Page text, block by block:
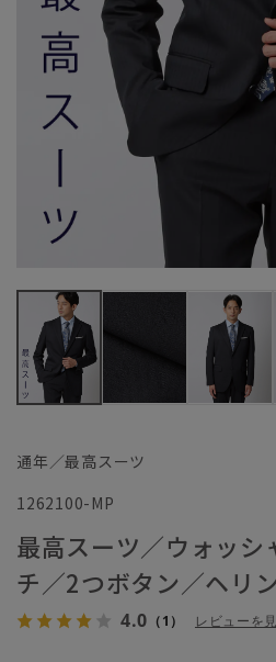
通年／最高スーツ
1262100-MP
最高スーツ／ウォッシ
チ／2つボタン／ヘリ
4.0 （1） レビューを